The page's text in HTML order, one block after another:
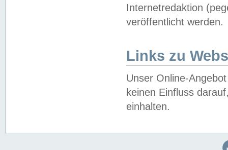
Internetredaktion
veröffentlicht werden.
Links zu
Unser Online-
keinen Einfluss
einhalten.